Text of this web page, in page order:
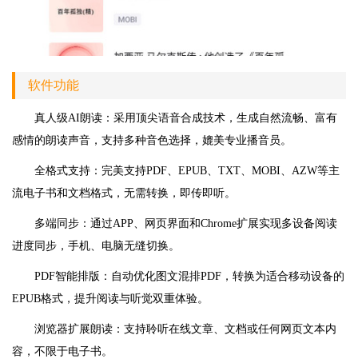
软件功能
真人级AI朗读：采用顶尖语音合成技术，生成自然流畅、富有
感情的朗读声音，支持多种音色选择，媲美专业播音员。
全格式支持：完美支持PDF、EPUB、TXT、MOBI、AZW等主
流电子书和文档格式，无需转换，即传即听。
多端同步：通过APP、网页界面和Chrome扩展实现多设备阅读
进度同步，手机、电脑无缝切换。
PDF智能排版：自动优化图文混排PDF，转换为适合移动设备的
EPUB格式，提升阅读与听觉双重体验。
浏览器扩展朗读：支持聆听在线文章、文档或任何网页文本内
容，不限于电子书。